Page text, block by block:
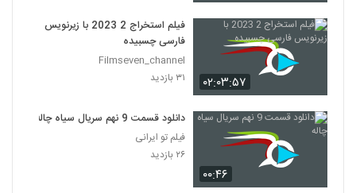
۰۲:۰۳:۵۷
فیلم استخراج 2 2023 با زیرنویس
فارسی چسبیده
Filmseven_channel
۳۱ بازدید
۰۰:۴۶
دانلود قسمت 9 نهم سریال سیاه چاله
فیلم تو ایرانی
۲۶ بازدید